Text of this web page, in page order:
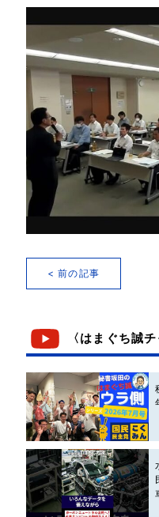
< 前の記事
〈はまぐち誠